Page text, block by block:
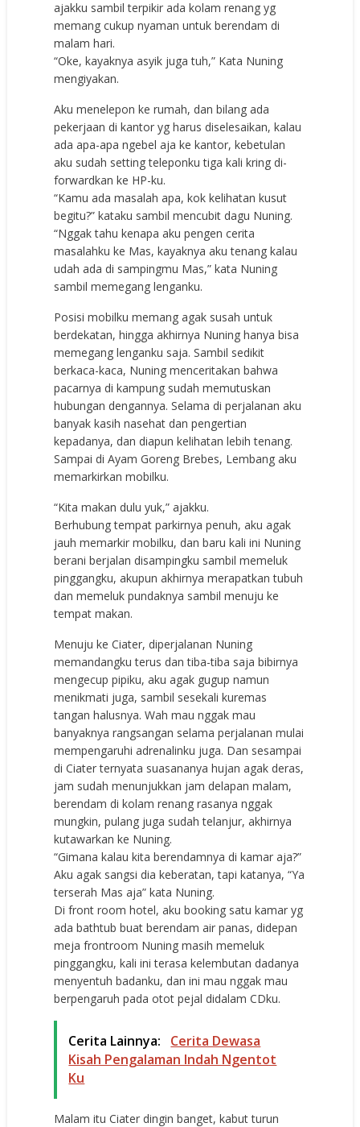
ajakku sambil terpikir ada kolam renang yg
memang cukup nyaman untuk berendam di
malam hari.
“Oke, kayaknya asyik juga tuh,” Kata Nuning
mengiyakan.
Aku menelepon ke rumah, dan bilang ada
pekerjaan di kantor yg harus diselesaikan, kalau
ada apa-apa ngebel aja ke kantor, kebetulan
aku sudah setting teleponku tiga kali kring di-
forwardkan ke HP-ku.
“Kamu ada masalah apa, kok kelihatan kusut
begitu?” kataku sambil mencubit dagu Nuning.
“Nggak tahu kenapa aku pengen cerita
masalahku ke Mas, kayaknya aku tenang kalau
udah ada di sampingmu Mas,” kata Nuning
sambil memegang lenganku.
Posisi mobilku memang agak susah untuk
berdekatan, hingga akhirnya Nuning hanya bisa
memegang lenganku saja. Sambil sedikit
berkaca-kaca, Nuning menceritakan bahwa
pacarnya di kampung sudah memutuskan
hubungan dengannya. Selama di perjalanan aku
banyak kasih nasehat dan pengertian
kepadanya, dan diapun kelihatan lebih tenang.
Sampai di Ayam Goreng Brebes, Lembang aku
memarkirkan mobilku.
“Kita makan dulu yuk,” ajakku.
Berhubung tempat parkirnya penuh, aku agak
jauh memarkir mobilku, dan baru kali ini Nuning
berani berjalan disampingku sambil memeluk
pinggangku, akupun akhirnya merapatkan tubuh
dan memeluk pundaknya sambil menuju ke
tempat makan.
Menuju ke Ciater, diperjalanan Nuning
memandangku terus dan tiba-tiba saja bibirnya
mengecup pipiku, aku agak gugup namun
menikmati juga, sambil sesekali kuremas
tangan halusnya. Wah mau nggak mau
banyaknya rangsangan selama perjalanan mulai
mempengaruhi adrenalinku juga. Dan sesampai
di Ciater ternyata suasananya hujan agak deras,
jam sudah menunjukkan jam delapan malam,
berendam di kolam renang rasanya nggak
mungkin, pulang juga sudah telanjur, akhirnya
kutawarkan ke Nuning.
“Gimana kalau kita berendamnya di kamar aja?”
Aku agak sangsi dia keberatan, tapi katanya, “Ya
terserah Mas aja” kata Nuning.
Di front room hotel, aku booking satu kamar yg
ada bathtub buat berendam air panas, didepan
meja frontroom Nuning masih memeluk
pinggangku, kali ini terasa kelembutan dadanya
menyentuh badanku, dan ini mau nggak mau
berpengaruh pada otot pejal didalam CDku.
Cerita Lainnya:
Cerita Dewasa
Kisah Pengalaman Indah Ngentot
Ku
Malam itu Ciater dingin banget, kabut turun